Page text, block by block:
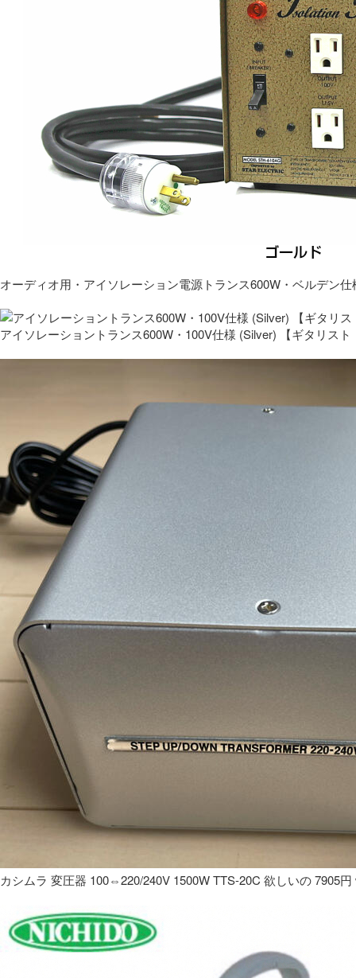
オーディオ用・アイソレーション電源トランス600W・ベルデン仕
アイソレーショントランス600W・100V仕様 (Silver) 【ギタリス
カシムラ 変圧器 100⇔220/240V 1500W TTS-20C 欲しいの 7905円